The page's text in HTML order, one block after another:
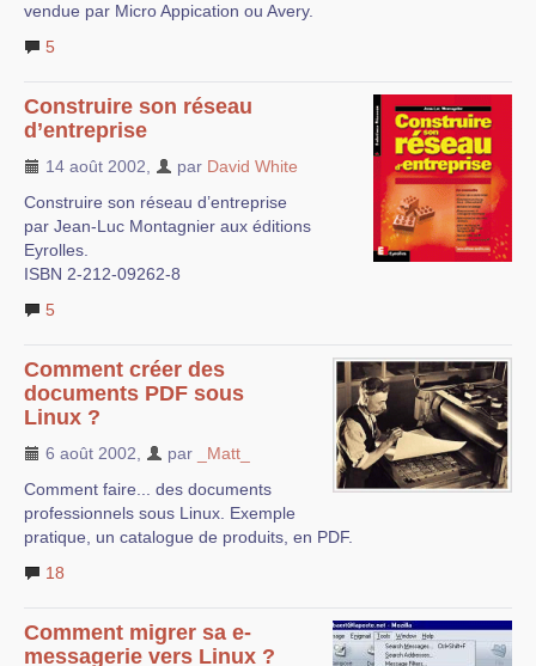
vendue par Micro Appication ou Avery.
5
Construire son réseau
d’entreprise
14 août 2002 par David White
Construire son réseau d’entreprise
par Jean-Luc Montagnier aux éditions
Eyrolles.
ISBN 2-212-09262-8
5
Comment créer des
documents PDF sous
Linux ?
6 août 2002 par
_Matt_
Comment faire... des documents
professionnels sous Linux. Exemple
pratique, un catalogue de produits, en PDF.
18
Comment migrer sa e-
messagerie vers Linux ?